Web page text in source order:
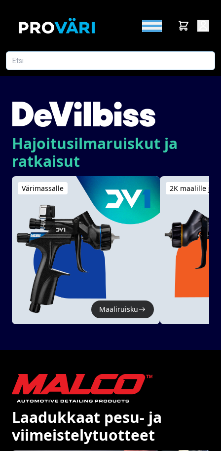
Hajoitusilmaruiskut ja
ratkaisut
Värimassalle
Maaliruisku
2K maalille ja
Laadukkaat pesu- ja
viimeistelytuotteet